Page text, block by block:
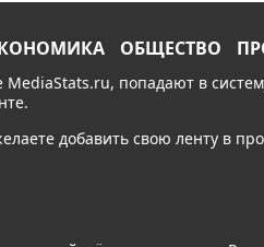
ОБЩЕСТВО
MediaStats.ru, попадают в
добавить свою ленту в